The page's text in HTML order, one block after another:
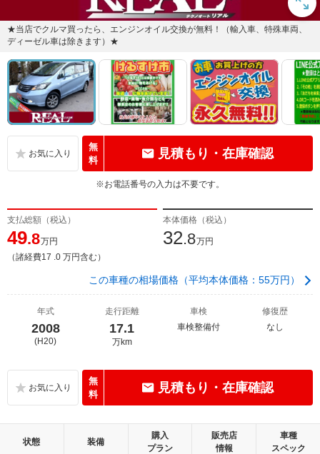
★当店でクルマ買ったら、エンジンオイル交換が無料！（輸入車、特殊車両、
ディーゼル車は除きます）★
無
料
見積もり・在庫確認
※お電話番号の入力は不要です。
支払総額（税込）
49.8万円
（諸経費17 .0 万円含む）
本体価格（税込）
32.8万円
この車種の相場価格（平均本体価格：55万円）
年式
2008
(H20)
走行距離
17.1
万km
車検
車検整備付
修復歴
なし
無
料
見積もり・在庫確認
状態 装備
購入
プラン
販売店
情報
車種
スペック